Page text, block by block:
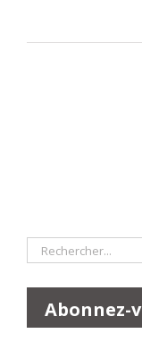
Rechercher:
Abonnez-